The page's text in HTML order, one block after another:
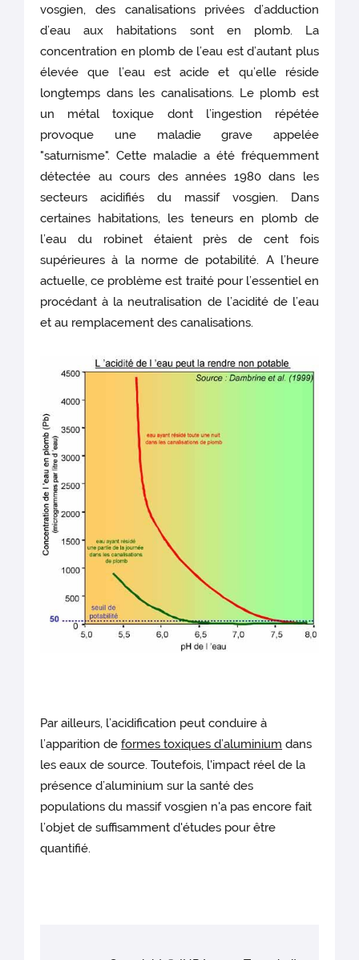
vosgien, des canalisations privées d’adduction
d’eau aux habitations sont en plomb. La
concentration en plomb de l’eau est d’autant plus
élevée que l’eau est acide et qu’elle réside
longtemps dans les canalisations. Le plomb est
un métal toxique dont l’ingestion répétée
provoque une maladie grave appelée
"saturnisme". Cette maladie a été fréquemment
détectée au cours des années 1980 dans les
secteurs acidifiés du massif vosgien. Dans
certaines habitations, les teneurs en plomb de
l’eau du robinet étaient près de cent fois
supérieures à la norme de potabilité. A l’heure
actuelle, ce problème est traité pour l’essentiel en
procédant à la neutralisation de l’acidité de l’eau
et au remplacement des canalisations.
Par ailleurs, l’acidification peut conduire à
l’apparition deformes toxiques d’aluminium dans
les eaux de source. Toutefois, l'impact réel de la
présence d’aluminium sur la santé des
populations du massif vosgien n'a pas encore fait
l’objet de suffisamment d'études pour être
quantifié.